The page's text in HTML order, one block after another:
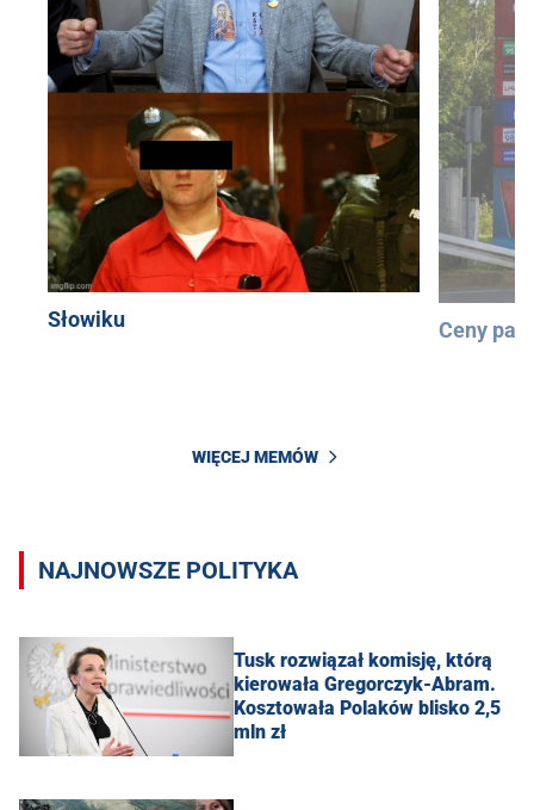
Słowiku Ceny
WIĘCEJ MEMÓW
NAJNOWSZE POLITYKA
Tusk rozwiązał komisję, którą
kierowała Gregorczyk-Abram.
Kosztowała Polaków blisko 2,5
mln zł